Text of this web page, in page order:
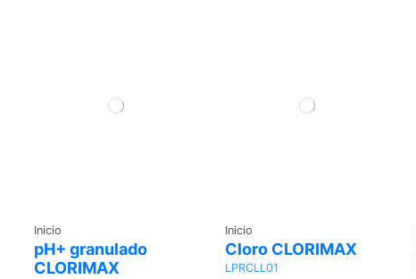
Inicio
pH+ granulado
CLORIMAX
Inicio
Cloro CLORIMAX
LPRCLL01